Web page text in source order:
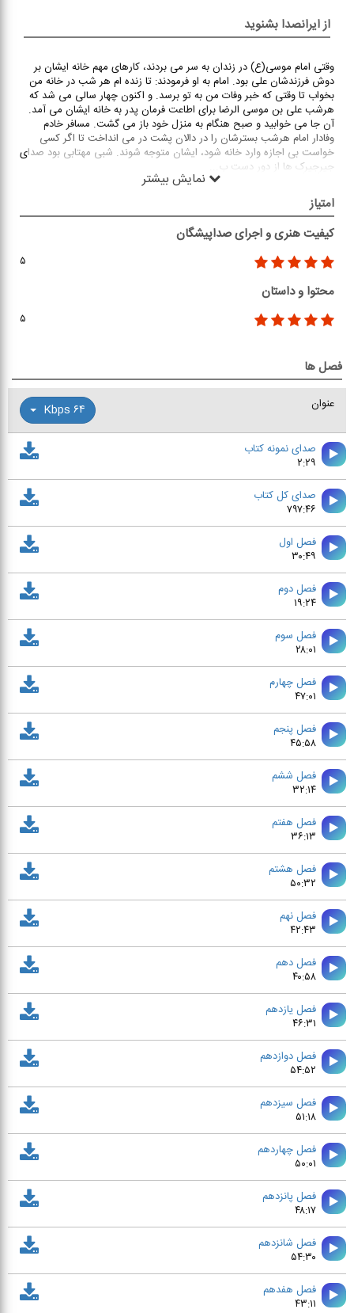
از ایرانصدا بشنوید
وقتی امام موسی(ع) در زندان به سر می بردند، کارهای مهم خانه ایشان بر
دوش فرزندشان علی بود. امام به او فرمودند: تا زنده ام هر شب در خانه من
بخواب تا وقتی که خبر وفات من به تو برسد. و اکنون چهار سالی می شد که
هرشب علی بن موسی الرضا برای اطاعت فرمان پدر به خانه ایشان می آمد.
آن جا می خوابید و صبح هنگام به منزل خود باز می گشت. مسافر خادم
وفادار امام هرشب بسترشان را در دالان پشت در می انداخت تا اگر کسی
خواست بی اجازه وارد خانه شود، ایشان متوجه شوند. شبی مهتابی بود صدای
جیرجیرک ها از دور دست ب
نمایش بیشتر
امتیاز
کیفیت هنری و اجرای صداپیشگان
۵
محتوا و داستان
۵
فصل ها
عنوان ۶۴ Kbps
صدای نمونه کتاب
۲:۲۹
صدای کل کتاب
۷۹۷:۴۶
فصل اول
۳۰:۴۹
فصل دوم
۱۹:۲۴
فصل سوم
۲۸:۰۱
فصل چهارم
۴۷:۰۱
فصل پنجم
۴۵:۵۸
فصل ششم
۳۲:۱۴
فصل هفتم
۳۶:۱۳
فصل هشتم
۵۰:۳۲
فصل نهم
۴۲:۴۳
فصل دهم
۴۰:۵۸
فصل يازدهم
۴۶:۳۱
فصل دوازدهم
۵۴:۵۲
فصل سيزدهم
۵۱:۱۸
فصل چهاردهم
۵۰:۰۱
فصل پانزدهم
۴۸:۱۷
فصل شانزدهم
۵۴:۳۰
فصل هفدهم
۴۳:۱۱